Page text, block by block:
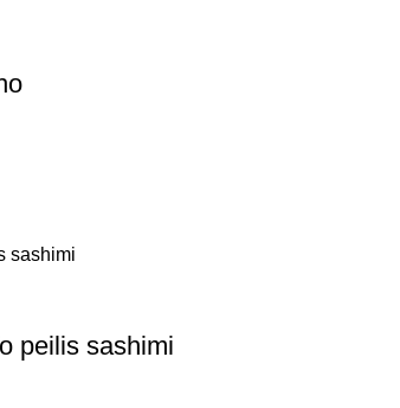
peilis sashimi